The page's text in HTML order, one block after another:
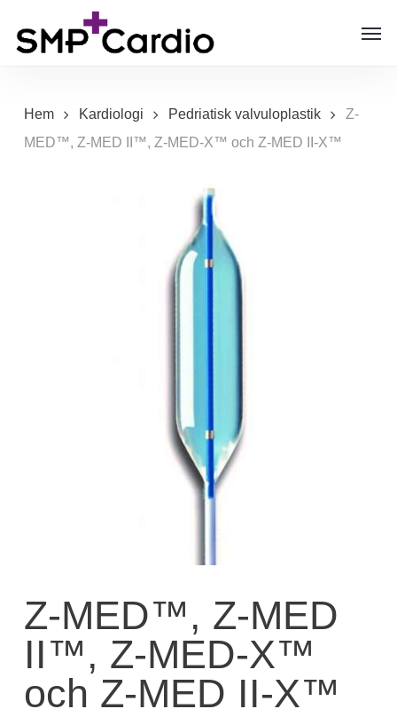
Hem Kardiologi Pedriatisk valvuloplastik
Z-
MED™, Z-MED II™, Z-MED-X™ och Z-MED II-X™
Z-MED™, Z-MED
II™, Z-MED-X™
och Z-MED II-X™